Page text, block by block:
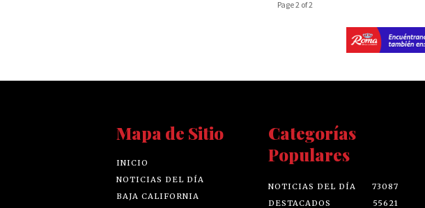
Page 2 of 2
Mapa de Sitio
INICIO
NOTICIAS DEL DÍA
BAJA CALIFORNIA
Categorías
Populares
NOTICIAS DEL DÍA
73087
DESTACADOS
55621